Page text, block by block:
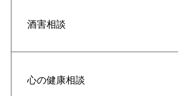
酒害相談
心の健康相談